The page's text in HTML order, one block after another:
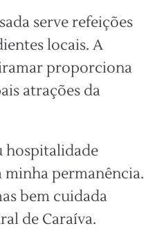
serve refeições
locais. A
proporciona
atrações da
hospitalidade
permanência.
bem cuidada
de Caraíva.